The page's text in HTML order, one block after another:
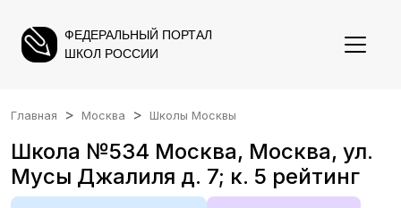
ФЕДЕРАЛЬНЫЙ ПОРТАЛ
ШКОЛ РОССИИ
Главная Москва Школы Москвы
Школа №534 Москва, Москва, ул.
Мусы Джалиля д. 7; к. 5 рейтинг